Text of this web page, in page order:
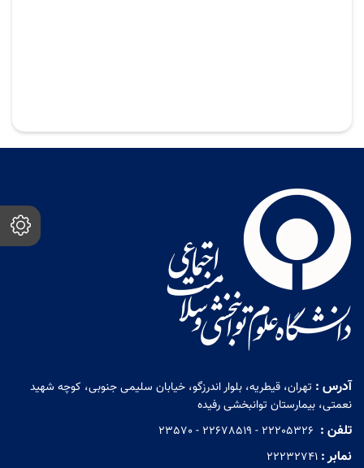
آدرس : تهران، قیطریه، بلوار اندرزگو، خیابان سلیمی جنوبی، کوچه شهید
نعمتی، بیمارستان توانبخشی رفیده
تلفن :
نمابر : 22232741